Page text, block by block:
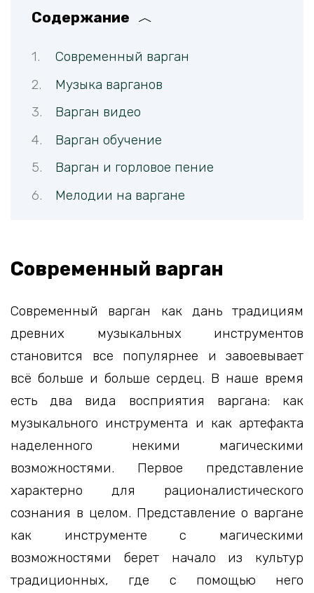
Содержание
Современный варган
Музыка варганов
Варган видео
Варган обучение
Варган и горловое пение
Мелодии на варгане
Современный варган
Современный варган как дань традициям
древних музыкальных инструментов
становится все популярнее и завоевывает
всё больше и больше сердец. В наше время
есть два вида восприятия варгана: как
музыкального инструмента и как артефакта
наделенного некими магическими
возможностями. Первое представление
характерно для рационалистического
сознания в целом. Представление о варгане
как инструменте с магическими
возможностями берет начало из культур
традиционных, где с помощью него